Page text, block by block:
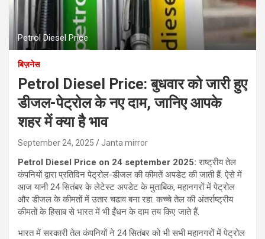
Petrol Diesel Price
बिज़नेस
Petrol Diesel Price: बुधवार को जारी हुए
डीजल-पेट्रोल के नए दाम, जानिए आपके
शहर में क्‍या है भाव
September 24, 2025 Janta mirror
Petrol Diesel Price on 24 september 2025: राष्ट्रीय तेल
कंपनियों द्वारा प्रतिदिन पेट्रोल-डीजल की कीमतें अपडेट की जाती हैं. ऐसे में
आज यानी 24 सितंबर के लेटेस्ट अपडेट के मुताबिक, महानगरों में पेट्रोल
और डीजल के कीमतों में उतार चढाव बना रहा. कच्चे तेल की अंतर्राष्ट्रीय
कीमतों के हिसाब से भारत में भी ईंधन के दाम तय किए जाते हैं.
भारत में सरकारी तेल कंपनियों ने 24 सितंबर को भी सभी महानगरों में पेट्रोल